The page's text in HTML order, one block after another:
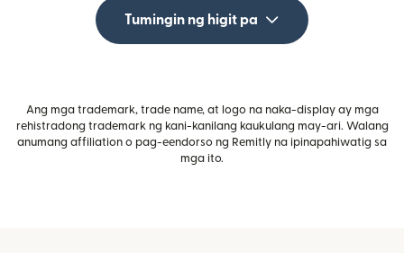
Tumingin ng higit pa
Ang mga trademark, trade name, at logo na naka-display ay mga
rehistradong trademark ng kani-kanilang kaukulang may-ari. Walang
anumang affiliation o pag-eendorso ng Remitly na ipinapahiwatig sa
mga ito.